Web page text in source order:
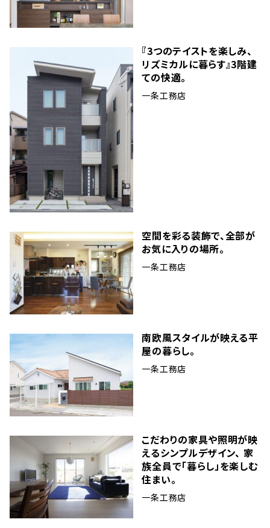
『3つのテイストを楽しみ、
リズミカルに暮らす』3階建
ての快適。
一条工務店
空間を彩る装飾で、全部が
お気に入りの場所。
一条工務店
南欧風スタイルが映える平
屋の暮らし。
一条工務店
こだわりの家具や照明が映
えるシンプルデザイン、 家
族全員で「暮らし」を楽しむ
住まい。
一条工務店